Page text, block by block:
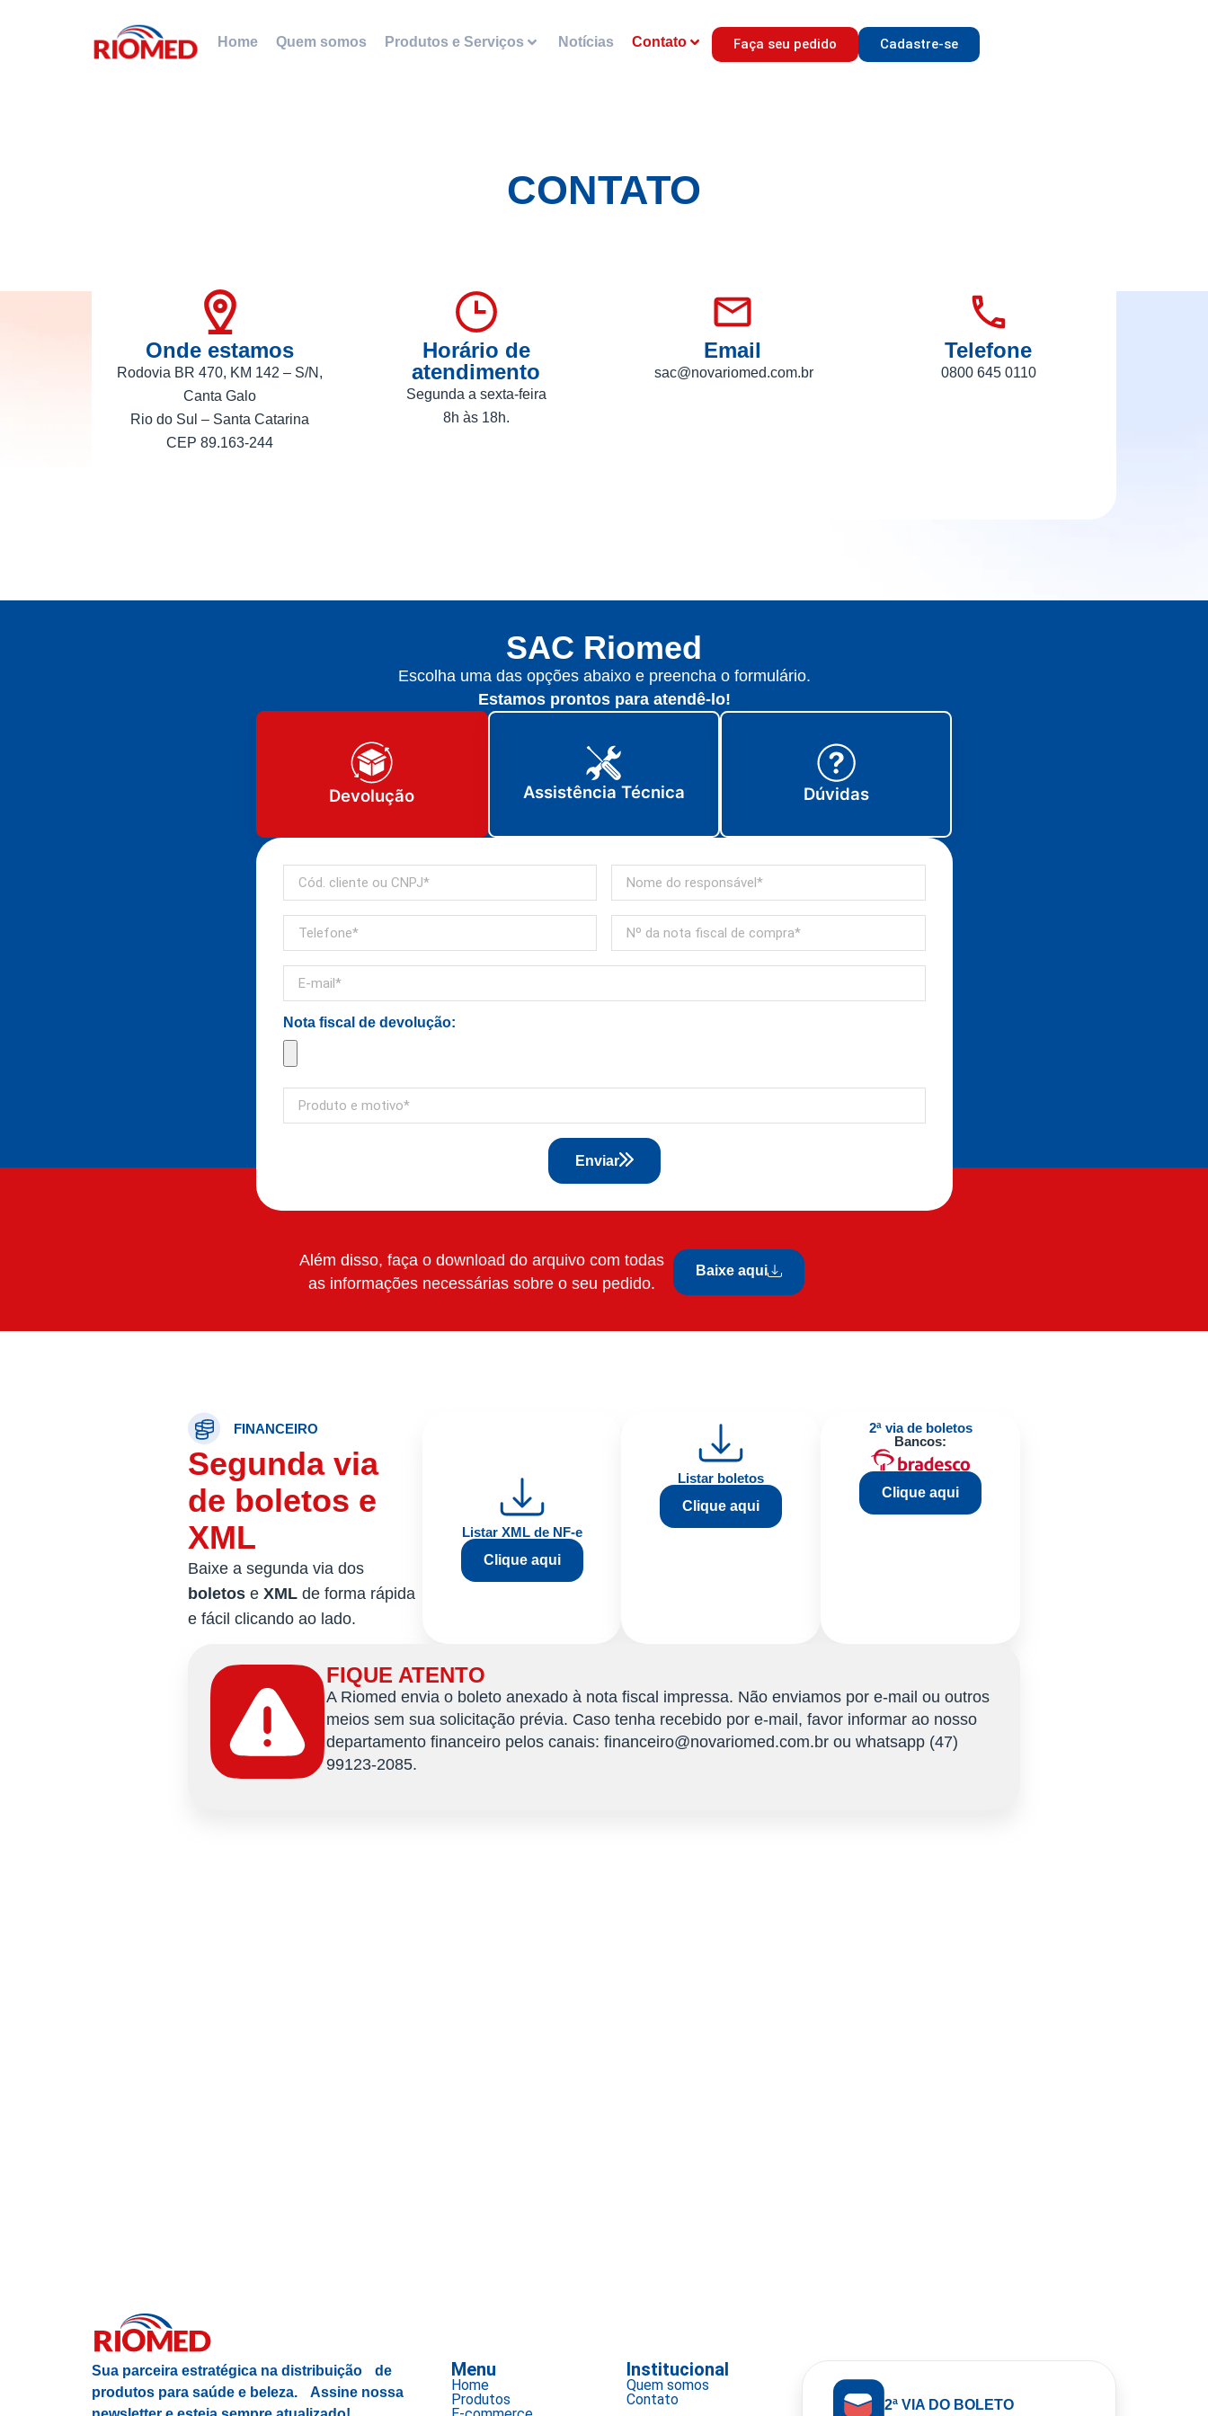
Home Quem somos Produtos e Serviços Notícias Contato Faça seu pedido Cadastre-se
CONTATO
Onde estamos
Rodovia BR 470, KM 142 – S/N,
Canta Galo
Rio do Sul – Santa Catarina
CEP 89.163-244
Horário de
atendimento
Segunda a sexta-feira
8h às 18h.
Email
sac@novariomed.com.br
Telefone
0800 645 0110
SAC Riomed
Escolha uma das opções abaixo e preencha o formulário.
Estamos prontos para atendê-lo!
Devolução Assistência Técnica Dúvidas
Nota fiscal de devolução:
Enviar
Além disso, faça o download do arquivo com todas
as informações necessárias sobre o seu pedido.
Baixe aqui
FINANCEIRO
Segunda via
de boletos e
XML
Baixe a segunda via dos
boletos e XML de forma rápida
e fácil clicando ao lado.
Listar XML de NF-e
Clique aqui
Listar boletos
Clique aqui
2ª via de boletos
Bancos:
Clique aqui
FIQUE ATENTO
A Riomed envia o boleto anexado à nota fiscal impressa. Não enviamos por e-mail ou outros
meios sem sua solicitação prévia. Caso tenha recebido por e-mail, favor informar ao nosso
departamento financeiro pelos canais: financeiro@novariomed.com.br ou whatsapp (47)
99123-2085.
Sua parceira estratégica na distribuição de
produtos para saúde e beleza. Assine nossa
Menu
Home
Produtos
Institucional
Quem somos
Contato
2ª VIA DO BOLETO